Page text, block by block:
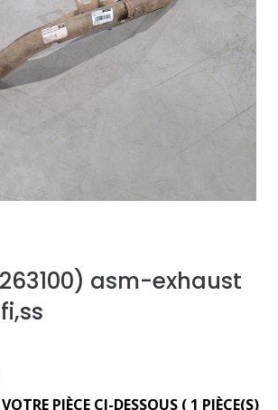
asm-exhaust
PIÈCE CI-DESSOUS ( 1 PIÈCE(S)